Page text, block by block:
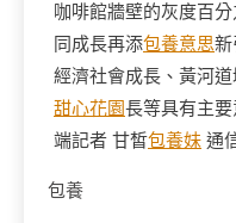
咖啡館牆壁的灰度百
同成長再添包養意思新
經濟社會成長、黃河
甜心花園長等具有主要
端記者 甘皙包養妹 通
包養